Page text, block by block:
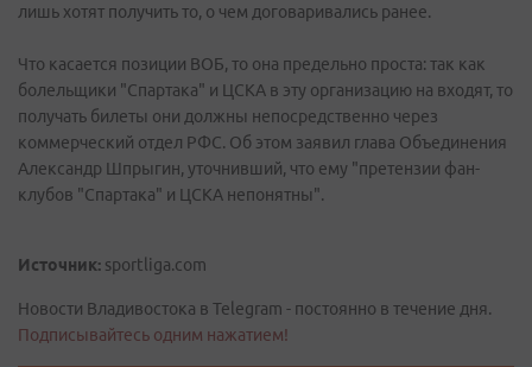
лишь хотят получить то, о чем договаривались ранее.
Что касается позиции ВОБ, то она предельно проста: так как
болельщики "Спартака" и ЦСКА в эту организацию на входят, то
получать билеты они должны непосредственно через
коммерческий отдел РФС. Об этом заявил глава Объединения
Александр Шпрыгин, уточнивший, что ему "претензии фан-
клубов "Спартака" и ЦСКА непонятны".
Источник: sportliga.com
Новости Владивостока в Telegram - постоянно в течение дня.
Подписывайтесь одним нажатием!